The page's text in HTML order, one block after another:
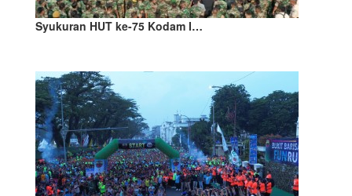
Syukuran HUT ke-75 Kodam I…